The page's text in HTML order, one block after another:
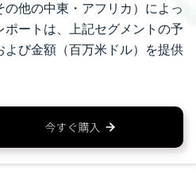
他の中東・アフリカ）によっ
ートは、上記セグメントの予
び金額（百万米ドル）を提供